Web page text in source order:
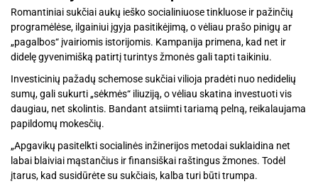
Romantiniai sukčiai aukų ieško socialiniuose tinkluose ir pažinčių
programėlėse, ilgainiui įgyja pasitikėjimą, o vėliau prašo pinigų ar
„pagalbos“ įvairiomis istorijomis. Kampanija primena, kad net ir
didelę gyvenimišką patirtį turintys žmonės gali tapti taikiniu.
Investicinių pažadų schemose sukčiai vilioja pradėti nuo nedidelių
sumų, gali sukurti „sėkmės“ iliuziją, o vėliau skatina investuoti vis
daugiau, net skolintis. Bandant atsiimti tariamą pelną, reikalaujama
papildomų mokesčių.
„Apgavikų pasitelkti socialinės inžinerijos metodai suklaidina net
labai blaiviai mąstančius ir finansiškai raštingus žmones. Todėl
įtarus, kad susidūrėte su sukčiais, kalba turi būti trumpa.